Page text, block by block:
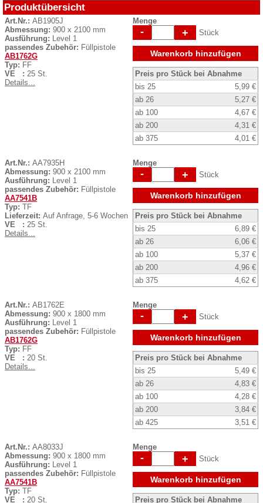
Produktübersicht
Art.Nr.: AB1905J
Abmessung: 900 x 2100 mm
Ausführung:
Level 1
passendes Zubehör: Füllpistole
AB1762G
Typ: FF
VE : 25 St.
Details...
Menge
- + Stück
Warenkorb hinzufügen
Preis pro Stück bei Abnahme
bis 25
5,99 €
ab 26
5,27 €
ab 100
4,67 €
ab 200
4,31 €
ab 375
4,01 €
Art.Nr.: AA7935H
Abmessung: 900 x 2100 mm
Ausführung:
Level 1
passendes Zubehör: Füllpistole
AA7541B
Typ: TF
Lieferzeit: Auf Anfrage, 5-6 Wochen
VE : 25 St.
Details...
Menge
- + Stück
Warenkorb hinzufügen
Preis pro Stück bei Abnahme
bis 25
6,89 €
ab 26
6,06 €
ab 100
5,37 €
ab 200
4,96 €
ab 375
4,62 €
Art.Nr.: AB1762E
Abmessung: 900 x 1800 mm
Ausführung:
Level 1
passendes Zubehör: Füllpistole
AB1762G
Typ: FF
VE : 20 St.
Details...
Menge
- + Stück
Warenkorb hinzufügen
Preis pro Stück bei Abnahme
bis 25
5,49 €
ab 26
4,83 €
ab 100
4,28 €
ab 200
3,84 €
ab 425
3,51 €
Art.Nr.: AA8033J
Abmessung: 900 x 1800 mm
Ausführung:
Level 1
passendes Zubehör: Füllpistole
AA7541B
Typ: TF
VE : 20 St.
Menge
- + Stück
Warenkorb hinzufügen
Preis pro Stück bei Abnahme